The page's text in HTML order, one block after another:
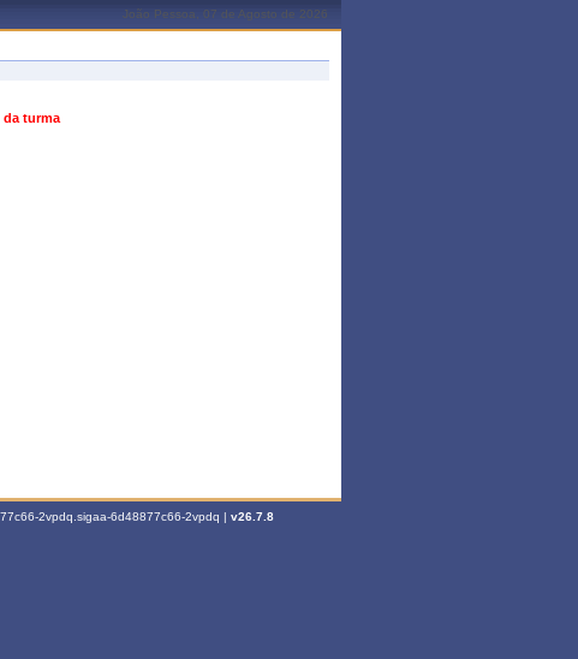
João Pessoa, 07 de Agosto de 2026
da turma
2vpdq.sigaa-6d48877c66-2vpdq | v26.7.8